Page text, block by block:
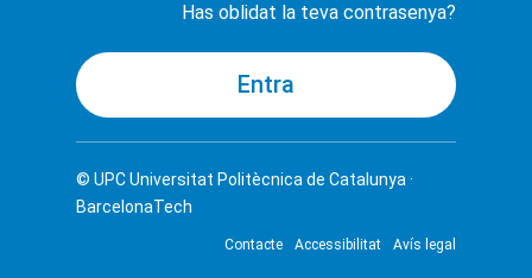
Has oblidat la teva contrasenya?
© UPCUniversitat Politècnica de Catalunya ·
BarcelonaTech
Contacte Accessibilitat Avís legal